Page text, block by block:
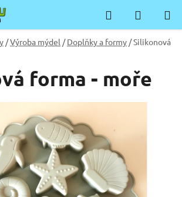
Hledat
KOŠÍK
/Výroba mýdel / Doplňky a formy /Silikonová
forma - moře